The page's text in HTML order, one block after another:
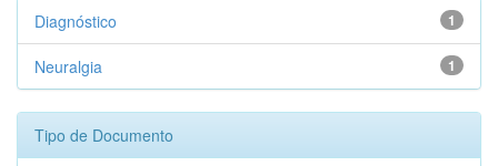
1
Diagnóstico
1
Neuralgia
Tipo de Documento